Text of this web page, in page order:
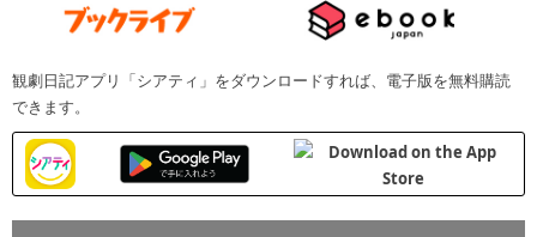
観劇日記アプリ「シアティ」をダウンロードすれば、電子版を無料購読
できます。